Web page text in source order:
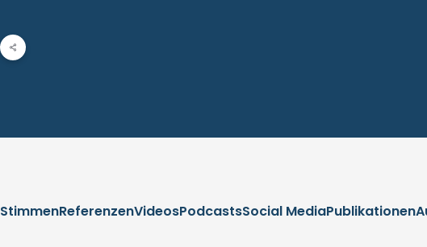
StimmenReferenzenVideosPodcastsSocial MediaPublikationen